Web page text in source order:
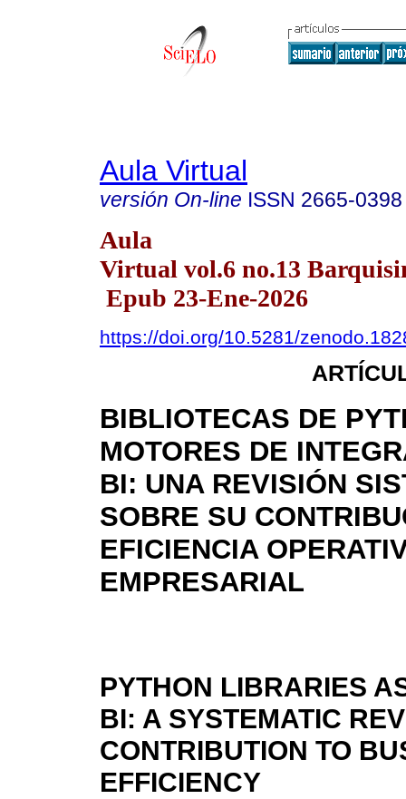
Aula Virtual
versión On-line ISSN 2665-0398
Aula
Virtual vol.6 no.13
Epub 23-Ene-2026
https://doi.org/10.5281/
BIBLIOTECAS DE
MOTORES DE
BI: UNA REVISIÓN
SOBRE SU
EFICIENCIA
EMPRESARIAL
PYTHON LIBRARIES
BI: A SYSTEMATIC
CONTRIBUTION TO
EFFICIENCY